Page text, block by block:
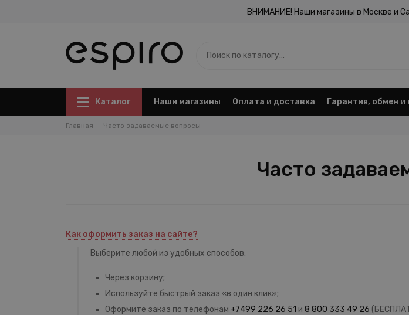
ВНИМАНИЕ! Наши магазины в Москве и
Каталог Наши магазины Оплата и доставка Гарантия, обмен и
Главная Часто задаваемые вопросы
Часто
Как оформить заказ на сайте?
Выберите любой из удобных способов:
Через корзину;
Используйте быстрый заказ «в один клик»;
Оформите заказ по телефонам +7499 226 26 51 и 8 800 333 49 26